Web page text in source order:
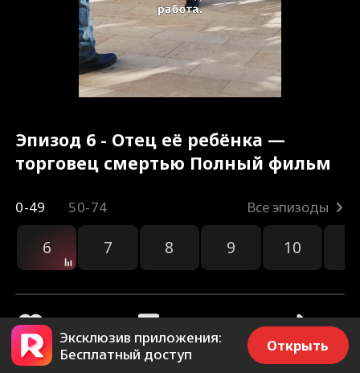
Эпизод 6 - Отец её ребёнка —
торговец смертью Полный фильм
0-49 50-74 Все эпизоды
6 7 8 9 10
4.1k 206.4k Поделиться
Эксклюзив приложения:
Бесплатный доступ
Открыть